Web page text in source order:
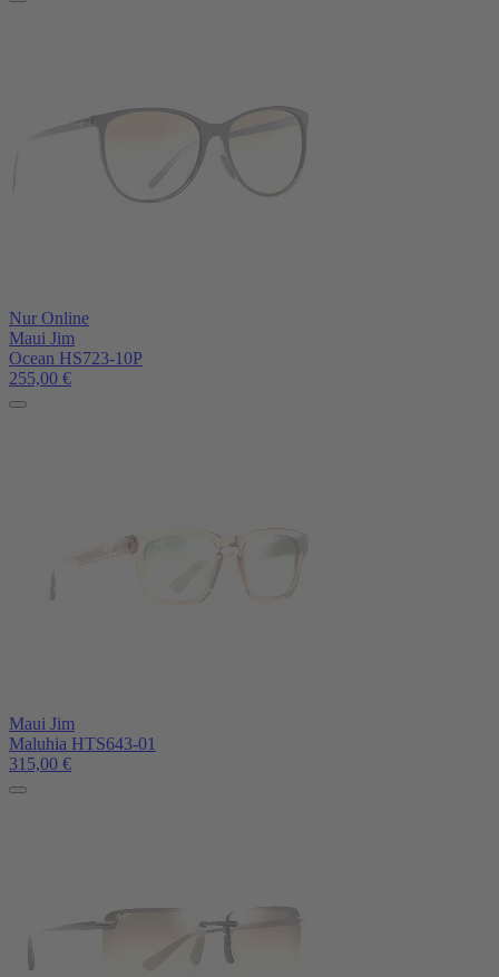
Nur Online
Maui Jim
Ocean HS723-10P
255,00 €
Maui Jim
Maluhia HTS643-01
315,00 €